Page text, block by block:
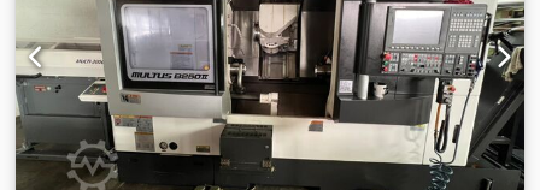
Touchsetter Technische gegevens - Werkbereiken -
Slingerdiepte: 340 mm - Max. draaidiameter: 350 mm
(klauwplaatwerk) - Max. draailengte: 1000 mm
Verplaatsingen - X-as: 260 mm - Z-as: 1.020 mm Spil -
Toerental: 45~4.500 tpm - Spilboring standaard: 62 mm -
Spilboring voorlager: 100 mm - Klauwplaatdoorlaat: 52 mm
Revolver - Aantal posities: 12 - Gereedschaphouder: VDI40